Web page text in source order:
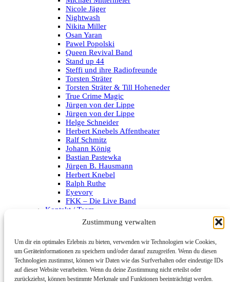
Zustimmung verwalten
Um dir ein optimales Erlebnis zu bieten, verwenden wir Technologien wie Cookies,
um Geräteinformationen zu speichern und/oder darauf zuzugreifen. Wenn du diesen
Technologien zustimmst, können wir Daten wie das Surfverhalten oder eindeutige IDs
auf dieser Website verarbeiten. Wenn du deine Zustimmung nicht erteilst oder
zurückziehst, können bestimmte Merkmale und Funktionen beeinträchtigt werden.
Nicole Jäger
Nightwash
Nikita Miller
Osan Yaran
Pawel Popolski
Queen Revival Band
Stand up 44
Steffi und ihre Radiofreunde
Torsten Sträter
Torsten Sträter & Till Hoheneder
True Crime Magic
Jürgen von der Lippe
Jürgen von der Lippe
Helge Schneider
Herbert Knebels Affentheater
Ralf Schmitz
Johann König
Bastian Pastewka
Jürgen B. Hausmann
Herbert Knebel
Ralph Ruthe
Eyevory
FKK – Die Live Band
Kontakt / Team
Datenschutzerklärung
Archiv
Kategorien